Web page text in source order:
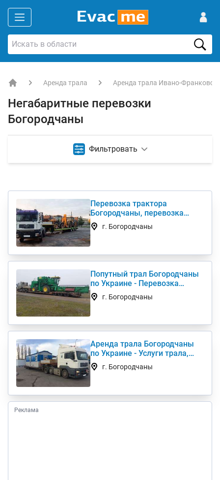
Аренда трала Аренда трала Ивано-
Негабаритные перевозки
Богородчаны
Фильтровать
Перевозка трактора
Богородчаны, перевозка
комбайна, перевезти
негабарит
г. Богородчаны
Попутный трал Богородчаны
по Украине - Перевозка
негабаритных грузов
г. Богородчаны
Аренда трала Богородчаны
по Украине - Услуги трала,
низкорамный трал
г. Богородчаны
Реклама